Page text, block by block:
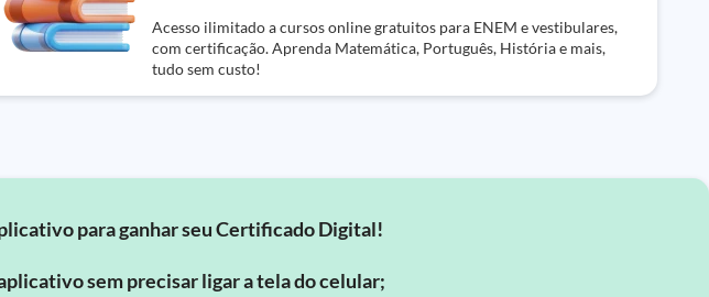
Acesso ilimitado a cursos online gratuitos para ENEM e vestibulares,
com certificação. Aprenda Matemática, Português, História e mais,
tudo sem custo!
para ganhar seu Certificado Digital!
sem precisar ligar a tela do celular;